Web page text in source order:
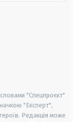
словами "Спецпроєкт"
"Експерт",
Редакція може